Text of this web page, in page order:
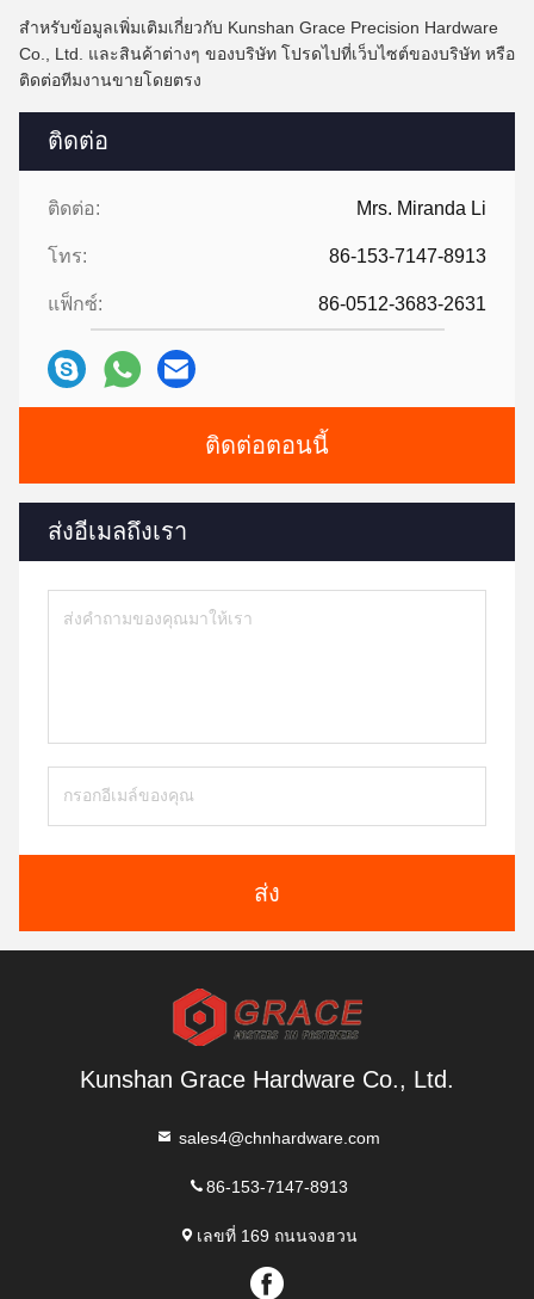
ติดต่อ
ติดต่อ: Mrs. Miranda Li
โทร: 86-153-7147-8913
แฟ็กซ์: 86-0512-3683-2631
ติดต่อตอนนี้
ส่งอีเมลถึงเรา
ส่ง
สําหรับข้อมูลเพิ่มเติมเกี่ยวกับ Kunshan Grace Precision Hardware
Co., Ltd. และสินค้าต่างๆ ของบริษัท โปรดไปที่เว็บไซต์ของบริษัท หรือ
ติดต่อทีมงานขายโดยตรง
Kunshan Grace Hardware Co., Ltd.
sales4@chnhardware.com
86-153-7147-8913
เลขที่ 169 ถนนจงฮวน